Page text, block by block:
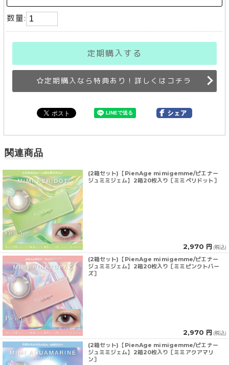
数量:
定期購入する
定期購入なら特典あり！詳しくはコチラ
関連商品
(2箱セット)【PienAge mimigemme/ピエナー
ジュミミジェム】2箱20枚入り［ミミペリドット］
2,970 円 (税込)
(2箱セット)【PienAge mimigemme/ピエナー
ジュミミジェム】2箱20枚入り［ミミピンクトパー
ズ］
2,970 円 (税込)
(2箱セット)【PienAge mimigemme/ピエナー
ジュミミジェム】2箱20枚入り［ミミアクアマリ
ン］